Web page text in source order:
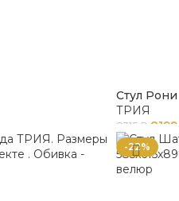
Стул Рони
ТРИЯ
8315 ₽ 8199
-22%